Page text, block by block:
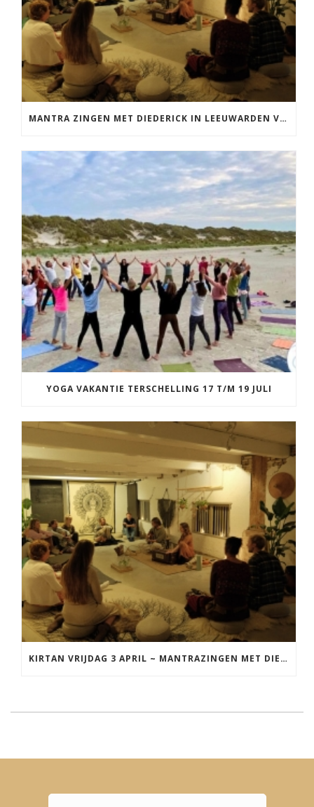
MANTRA ZINGEN MET DIEDERICK IN LEEUWARDEN VRIJDAG 12 JUNI KIRTAN
YOGA VAKANTIE TERSCHELLING 17 T/M 19 JULI
KIRTAN VRIJDAG 3 APRIL ~ MANTRAZINGEN MET DIEDERICK IN LEEUWARDEN